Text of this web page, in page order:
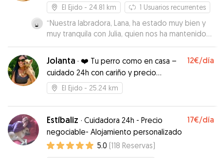
El Ejido - 24.81 km 1 Usuarios recurrentes
“Nuestra labradora, Lana, ha estado muy bien y
muy tranquila con Julia, quien nos ha mantenido
siempre informados sobre ella con fotos y
vídeos. Julia es muy cariñosa y competente, y se
preocupa por el bienestar del animal.
Volveremos a repetir.”
Jolanta · ❤️ Tu perro como en casa –
cuidado 24h con cariño y precio
flexible
12€/día
El Ejido - 25.24 km
Estíbaliz · Cuidadora 24h - Precio
negociable- Alojamiento personalizado
17€/día
5.0 (118 Reservas)